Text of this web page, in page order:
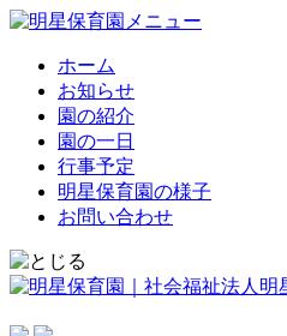
ホーム
お知らせ
園の紹介
園の一日
行事予定
明星保育園の様子
お問い合わせ